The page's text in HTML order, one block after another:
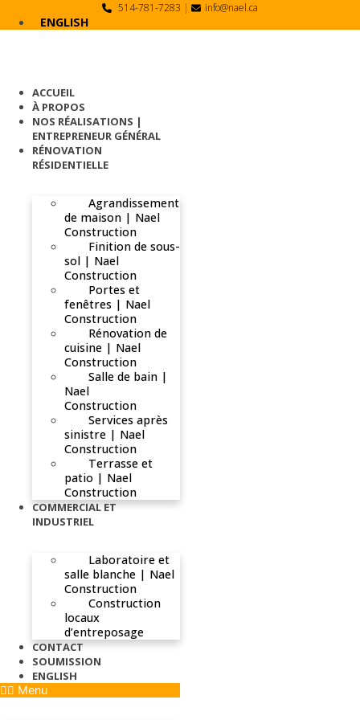
514-781-7283 | info@nael.ca
ENGLISH
ACCUEIL
À PROPOS
NOS RÉALISATIONS |
ENTREPRENEUR GÉNÉRAL
RÉNOVATION
RÉSIDENTIELLE
Agrandissement
de maison | Nael
Construction
Finition de sous-
sol | Nael
Construction
Portes et
fenêtres | Nael
Construction
Rénovation de
cuisine | Nael
Construction
Salle de bain |
Nael
Construction
Services après
sinistre | Nael
Construction
Terrasse et
patio | Nael
Construction
COMMERCIAL ET
INDUSTRIEL
Laboratoire et
salle blanche | Nael
Construction
Construction
locaux
d’entreposage
CONTACT
SOUMISSION
ENGLISH
Menu